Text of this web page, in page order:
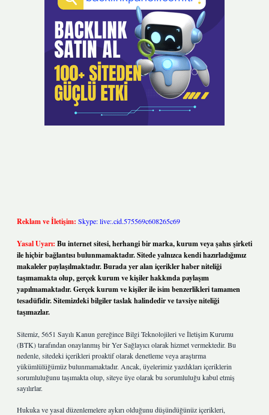
Reklam ve İletişim: Skype: live:.cid.575569c608265c69
Yasal Uyarı: Bu internet sitesi, herhangi bir marka, kurum veya şahıs şirketi
ile hiçbir bağlantısı bulunmamaktadır. Sitede yalnızca kendi hazırladığımız
makaleler paylaşılmaktadır. Burada yer alan içerikler haber niteliği
taşımamakta olup, gerçek kurum ve kişiler hakkında paylaşım
yapılmamaktadır. Gerçek kurum ve kişiler ile isim benzerlikleri tamamen
tesadüfidir. Sitemizdeki bilgiler taslak halindedir ve tavsiye niteliği
taşımazlar.
Sitemiz, 5651 Sayılı Kanun gereğince Bilgi Teknolojileri ve İletişim Kurumu
(BTK) tarafından onaylanmış bir Yer Sağlayıcı olarak hizmet vermektedir. Bu
nedenle, sitedeki içerikleri proaktif olarak denetleme veya araştırma
yükümlülüğümüz bulunmamaktadır. Ancak, üyelerimiz yazdıkları içeriklerin
sorumluluğunu taşımakta olup, siteye üye olarak bu sorumluluğu kabul etmiş
sayılırlar.
Hukuka ve yasal düzenlemelere aykırı olduğunu düşündüğünüz içerikleri,